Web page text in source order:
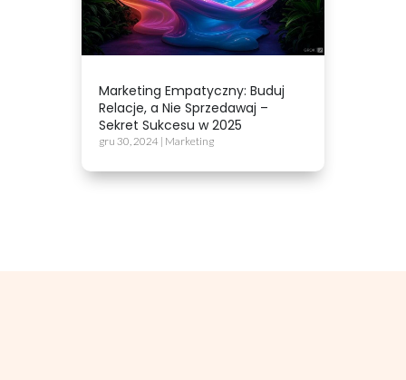
Marketing Empatyczny: Buduj
Relacje, a Nie Sprzedawaj –
Sekret Sukcesu w 2025
gru 30, 2024 | Marketing